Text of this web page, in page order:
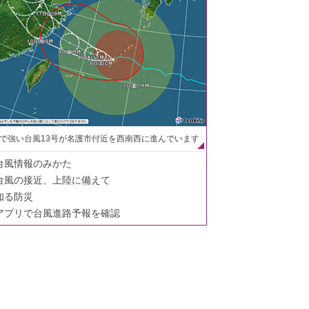
強い台風13号が名護市付近を西南西に進んでいます
風情報のみかた
風の接近、上陸に備えて
る防災
プリで台風進路予報を確認